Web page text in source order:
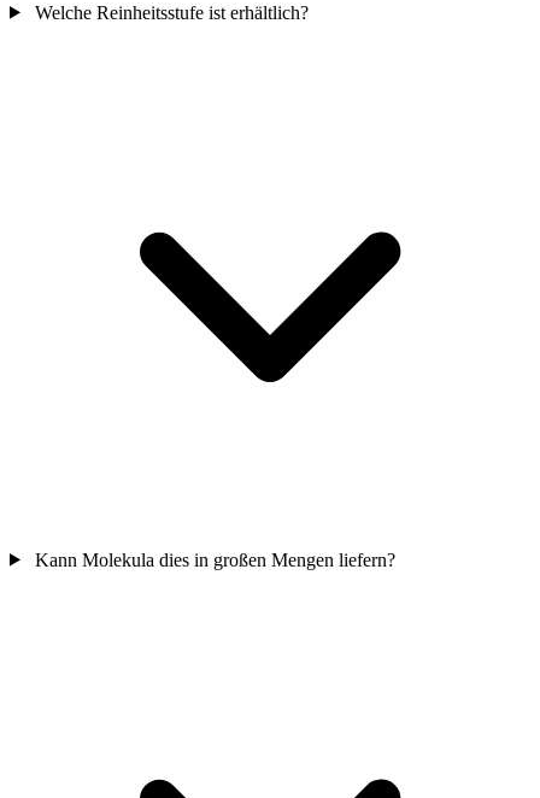
Welche Reinheitsstufe ist erhältlich?
Kann Molekula dies in großen Mengen liefern?